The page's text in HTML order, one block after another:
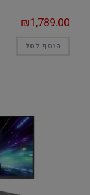
₪1,789.00
הוסף לסל